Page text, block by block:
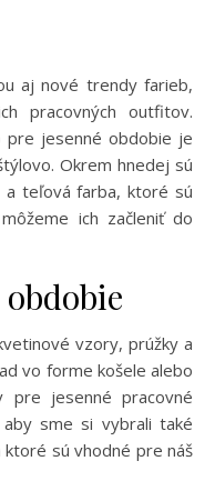
aj nové trendy farieb,
pracovných outfitov.
pre jesenné obdobie je
Okrem hnedej sú
teľová farba, ktoré sú
ich začleniť do
vzory, prúžky a
vo forme košele alebo
jesenné pracovné
sme si vybrali také
sú vhodné pre náš